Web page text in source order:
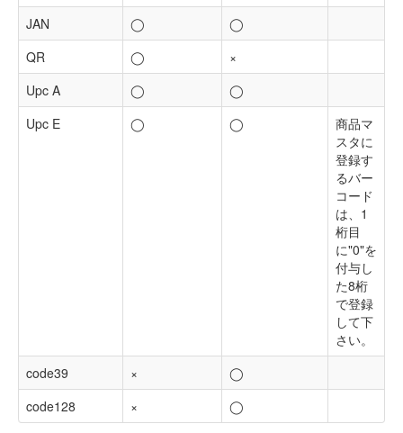
JAN
◯
◯
QR
◯
×
Upc A
◯
◯
Upc E
◯ ◯
商品マ
スタに
登録す
るバー
コード
は、1
桁目
に"0"を
付与し
た8桁
で登録
して下
さい。
code39
×
◯
code128
× ◯